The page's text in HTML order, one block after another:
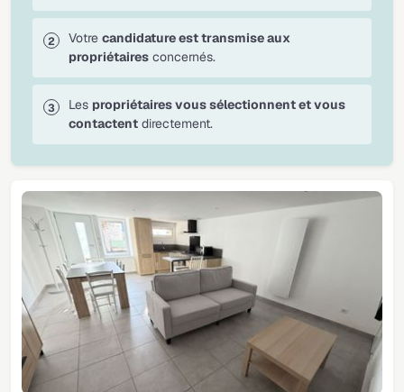
Votre candidature est transmise aux
propriétaires concernés.
Les propriétaires vous sélectionnent et vous
contactent directement.